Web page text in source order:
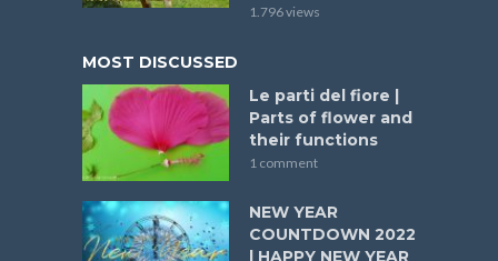
1.796 views
MOST DISCUSSED
Le parti del fiore |
Parts of flower and
their functions
1 comment
NEW YEAR
COUNTDOWN 2022
| HAPPY NEW YEAR